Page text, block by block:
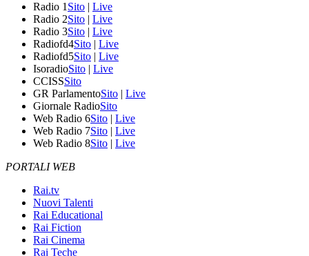
Radio 1 Sito | Live
Radio 2Sito | Live
Radio 3Sito | Live
Radiofd4Sito | Live
Radiofd5Sito | Live
IsoradioSito | Live
CCISSSito
GR ParlamentoSito | Live
Giornale RadioSito
Web Radio 6Sito | Live
Web Radio 7Sito | Live
Web Radio 8Sito | Live
PORTALI WEB
Rai.tv
Nuovi Talenti
Rai Educational
Rai Fiction
Rai Cinema
Rai Teche